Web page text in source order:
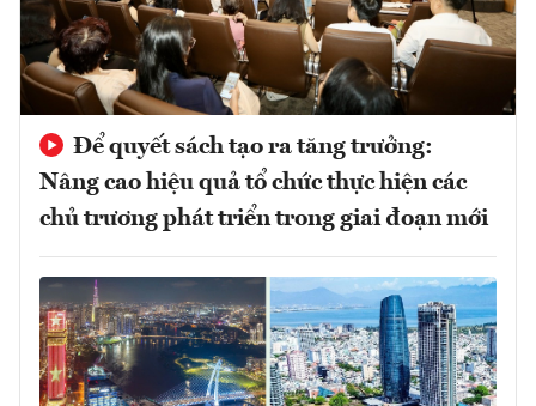
Để quyết sách tạo ra tăng trưởng:
Nâng cao hiệu quả tổ chức thực hiện các
chủ trương phát triển trong giai đoạn mới